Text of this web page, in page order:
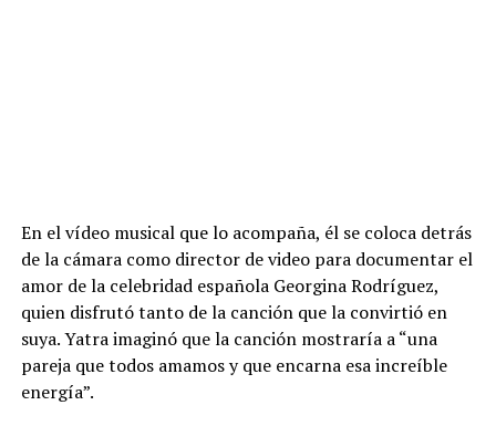
En el vídeo musical que lo acompaña, él se coloca detrás
de la cámara como director de video para documentar el
amor de la celebridad española Georgina Rodríguez,
quien disfrutó tanto de la canción que la convirtió en
suya. Yatra imaginó que la canción mostraría a “una
pareja que todos amamos y que encarna esa increíble
energía”.